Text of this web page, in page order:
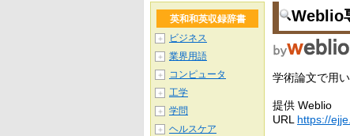
Weblio
学術論文で用
提供 Weblio
URL https://
英和和英収録辞書
＋ ビジネス
＋ 業界用語
＋ コンピュータ
＋ 工学
＋ 学問
＋ ヘルスケア